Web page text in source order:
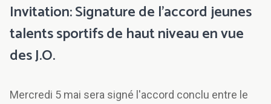
Invitation: Signature de l’accord jeunes
talents sportifs de haut niveau en vue
des J.O.
Mercredi 5 mai sera signé l'accord conclu entre le